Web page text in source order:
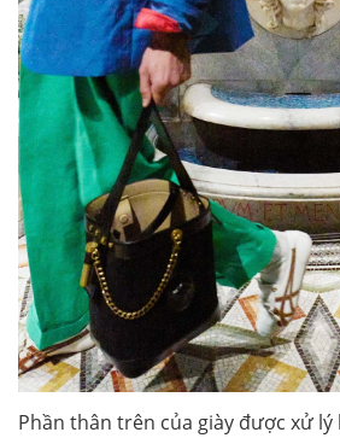
Phần thân trên của giày được xử